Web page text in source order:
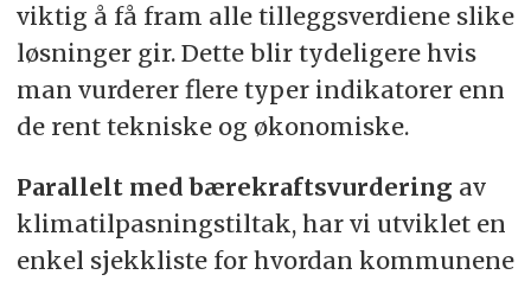
viktig å få fram alle tilleggsverdiene slike
løsninger gir. Dette blir tydeligere hvis
man vurderer flere typer indikatorer enn
de rent tekniske og økonomiske.
Parallelt med bærekraftsvurdering av
klimatilpasningstiltak, har vi utviklet en
enkel sjekkliste for hvordan kommunene